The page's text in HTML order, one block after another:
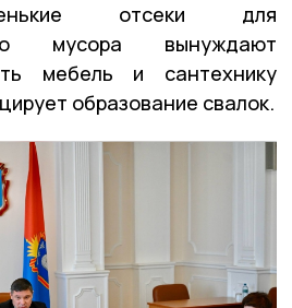
отсеки для
мусора вынуждают
мебель и сантехнику
образование свалок.